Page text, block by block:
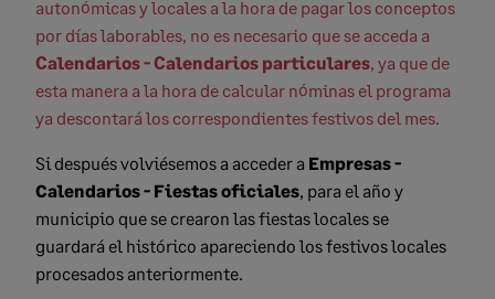
autonómicas y locales a la hora de pagar los conceptos
por días laborables, no es necesario que se acceda a
Calendarios - Calendarios particulares, ya que de
esta manera a la hora de calcular nóminas el programa
ya descontará los correspondientes festivos del mes.
Si después volviésemos a acceder a Empresas -
Calendarios - Fiestas oficiales, para el año y
municipio que se crearon las fiestas locales se
guardará el histórico apareciendo los festivos locales
procesados anteriormente.